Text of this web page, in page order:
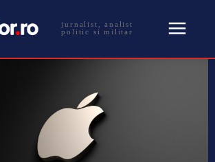
jurnalist, analist
politic si militar